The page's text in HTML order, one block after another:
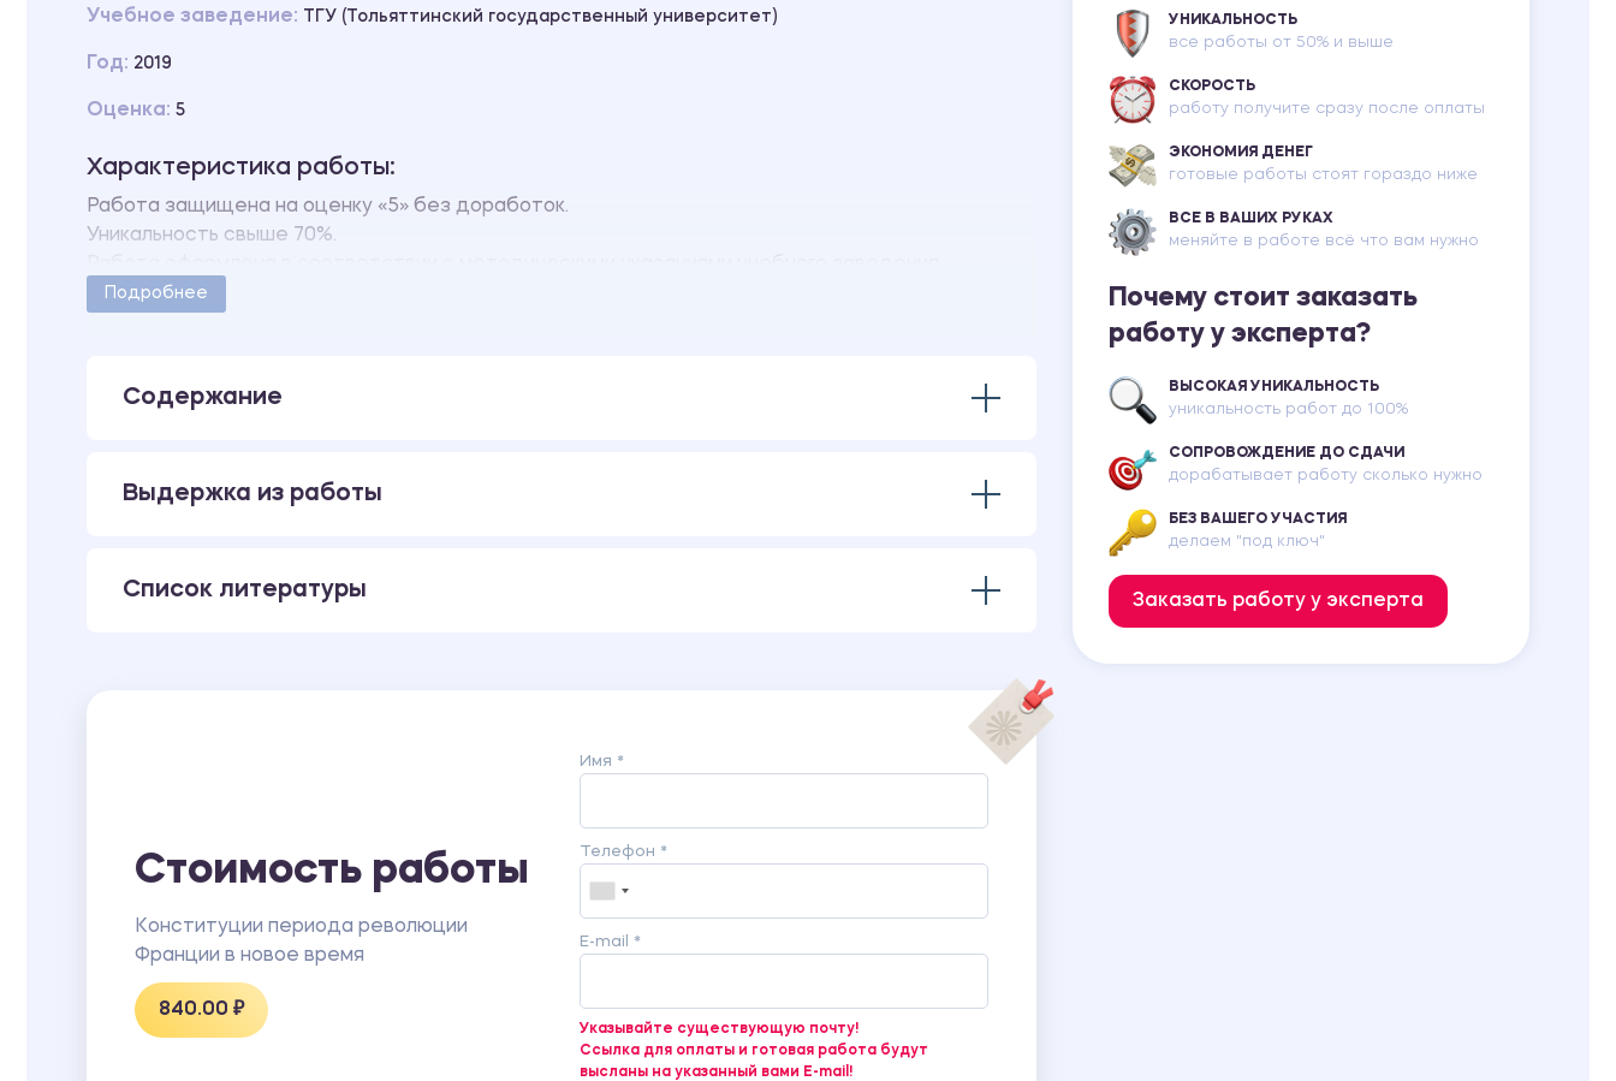
Учебное заведение: ТГУ (Тольяттинский государственный университет)
Год: 2019
Оценка: 5
Характеристика работы:
Работа защищена на оценку «5» без доработок.
Уникальность свыше 70%.
Количество страниц - 13.
Подробнее
Содержание
Выдержка из работы
Список литературы
Стоимость работы
Конституции периода революции
Франции в новое время
840.00 ₽
Имя *
Телефон *
E-mail *
Указывайте существующую почту!
Ссылка для оплаты и готовая работа будут
высланы на указанный вами E-mail!
УНИКАЛЬНОСТЬ
все работы от 50% и выше
СКОРОСТЬ
работу получите сразу после оплаты
ЭКОНОМИЯ ДЕНЕГ
готовые работы стоят гораздо ниже
ВСЕ В ВАШИХ РУКАХ
меняйте в работе всё что вам нужно
Почему стоит заказать
работу у эксперта?
ВЫСОКАЯ УНИКАЛЬНОСТЬ
уникальность работ до 100%
СОПРОВОЖДЕНИЕ ДО СДАЧИ
дорабатывает работу сколько нужно
БЕЗ ВАШЕГО УЧАСТИЯ
делаем "под ключ"
Заказать работу у эксперта